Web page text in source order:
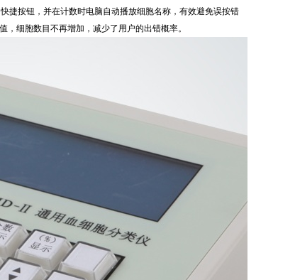
捷按钮，并在计数时电脑自动播放细胞名称，有效避免误按错
细胞数目不再增加，减少了用户的出错概率。